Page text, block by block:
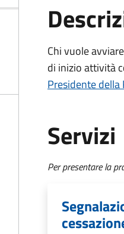
Chi vuole
di inizio attività
Presidente
Servizi
Per presentare la